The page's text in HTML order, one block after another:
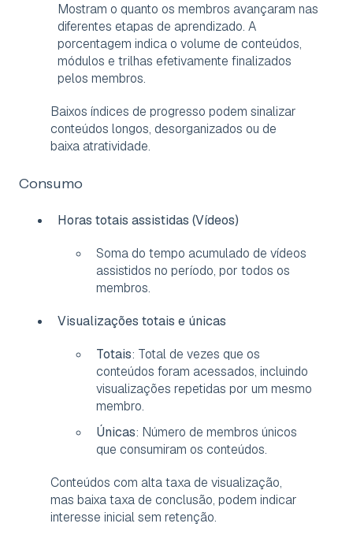
Mostram o quanto os membros avançaram nas
diferentes etapas de aprendizado. A
porcentagem indica o volume de conteúdos,
módulos e trilhas efetivamente finalizados
pelos membros.
Baixos índices de progresso podem sinalizar
conteúdos longos, desorganizados ou de
baixa atratividade.
Consumo
Horas totais assistidas (Vídeos)
Soma do tempo acumulado de vídeos
assistidos no período, por todos os
membros.
Visualizações totais e únicas
Totais: Total de vezes que os
conteúdos foram acessados, incluindo
visualizações repetidas por um mesmo
membro.
Únicas: Número de membros únicos
que consumiram os conteúdos.
Conteúdos com alta taxa de visualização,
mas baixa taxa de conclusão, podem indicar
interesse inicial sem retenção.